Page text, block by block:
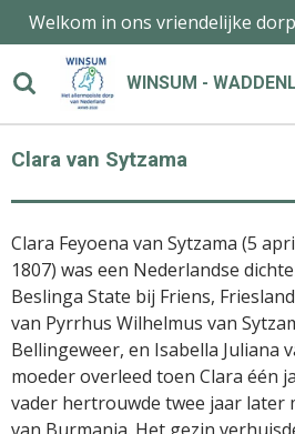
Ga
direct
naar
hoofdinhoud
Welkom in ons vriendelijke
Clara van Sytzama
Clara Feyoena van Sytzama (5
1807) was een Nederlandse
Beslinga State bij Friens,
van Pyrrhus Wilhelmus van
Bellingeweer, en Isabella Juliana
moeder overleed toen Clara één
vader hertrouwde twee jaar later